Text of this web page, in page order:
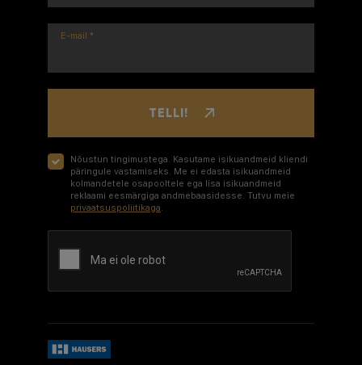
E-mail *
TELLI!
Nõustun tingimustega. Kasutame isikuandmeid kliendi
päringule vastamiseks. Me ei edasta isikuandmeid
kolmandetele osapooltele ega lisa isikuandmeid
reklaami eesmärgiga andmebaasidesse. Tutvu meie
privaatsuspoliitikaga